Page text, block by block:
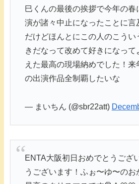
巳くんの最後の挨拶で今年の春
演が諸々中止になったことに言
だけどほんとにこの人のこうい
きだなって改めて好きになって
えた最高の現場納めでした！来
の出演作品全制覇したいな
— まいちん (@sbr22att)
ENTA大阪初日おめでとうござ
うございます！ふぉ〜ゆ〜のお